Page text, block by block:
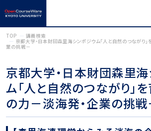
TOP 講義検索
京都大学・日本財団森里海シンポジウム「人と自然のつながり
業の挑戦－
京都大学・日本財団森里
ム「人と自然のつながり」
の力－淡海発・企業の挑戦